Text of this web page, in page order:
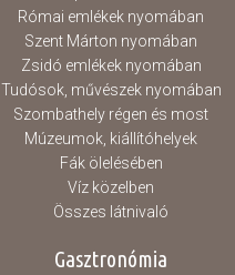
Római emlékek nyomában
Szent Márton nyomában
Zsidó emlékek nyomában
Tudósok, művészek nyomában
Szombathely régen és most
Múzeumok, kiállítóhelyek
Fák ölelésében
Víz közelben
Összes látnivaló
Gasztronómia